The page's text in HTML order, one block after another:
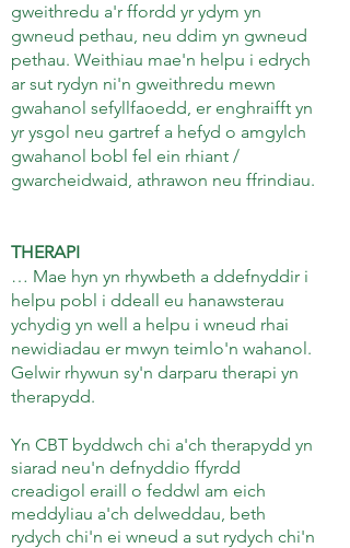
gweithredu a'r ffordd yr ydym yn
gwneud pethau, neu ddim yn gwneud
pethau. Weithiau mae'n helpu i edrych
ar sut rydyn ni'n gweithredu mewn
gwahanol sefyllfaoedd, er enghraifft yn
yr ysgol neu gartref a hefyd o amgylch
gwahanol bobl fel ein rhiant /
gwarcheidwaid, athrawon neu ffrindiau.
THERAPI
… Mae hyn yn rhywbeth a ddefnyddir i
helpu pobl i ddeall eu hanawsterau
ychydig yn well a helpu i wneud rhai
newidiadau er mwyn teimlo'n wahanol.
Gelwir rhywun sy'n darparu therapi yn
therapydd.
Yn CBT byddwch chi a'ch therapydd yn
siarad neu'n defnyddio ffyrdd
creadigol eraill o feddwl am eich
meddyliau a'ch delweddau, beth
rydych chi'n ei wneud a sut rydych chi'n